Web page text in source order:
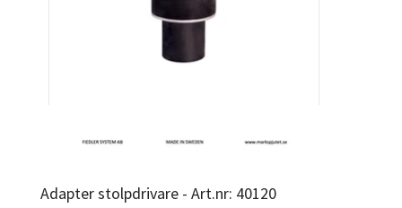
Adapter stolpdrivare - Art.nr: 40120